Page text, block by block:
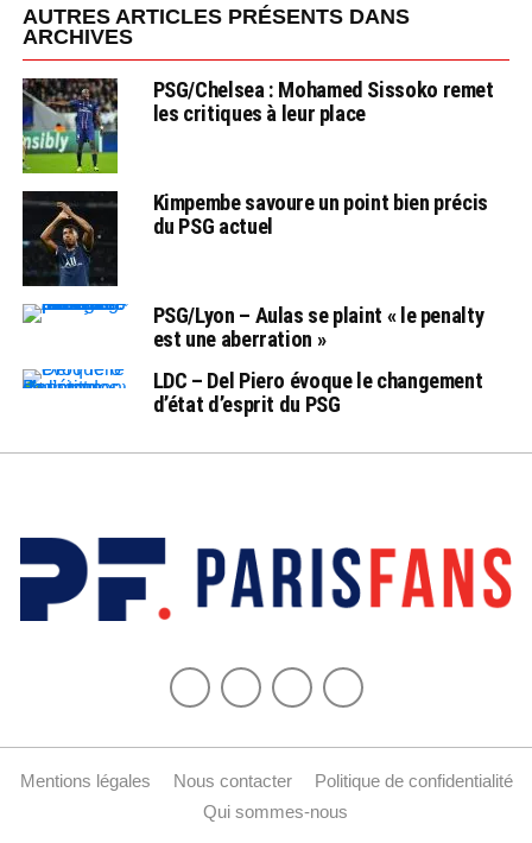
AUTRES ARTICLES PRÉSENTS DANS
ARCHIVES
PSG/Chelsea : Mohamed Sissoko remet
les critiques à leur place
Kimpembe savoure un point bien précis
du PSG actuel
PSG/Lyon – Aulas se plaint « le penalty
est une aberration »
LDC – Del Piero évoque le changement
d’état d’esprit du PSG
Mentions légales Nous contacter
Politique de confidentialité
Qui sommes-nous